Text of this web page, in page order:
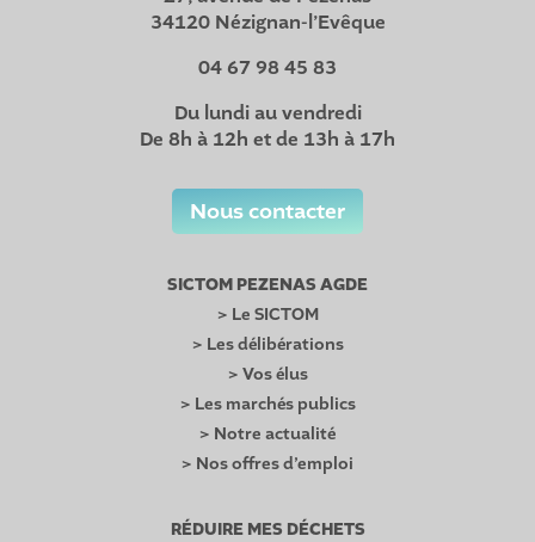
34120 Nézignan-l’Evêque
04 67 98 45 83
Du lundi au vendredi
De 8h à 12h et de 13h à 17h
Nous contacter
SICTOM PEZENAS AGDE
> Le SICTOM
> Les délibérations
> Vos élus
> Les marchés publics
> Notre actualité
> Nos offres d’emploi
RÉDUIRE MES DÉCHETS